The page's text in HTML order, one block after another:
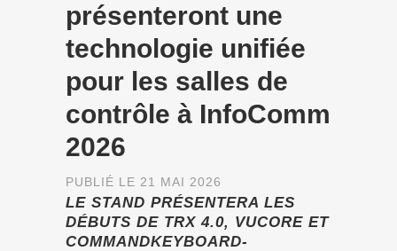
présenteront une
technologie unifiée
pour les salles de
contrôle à InfoComm
2026
PUBLIÉ LE 21 MAI 2026
LE STAND PRÉSENTERA LES
DÉBUTS DE TRX 4.0, VUCORE ET
COMMANDKEYBOARD-